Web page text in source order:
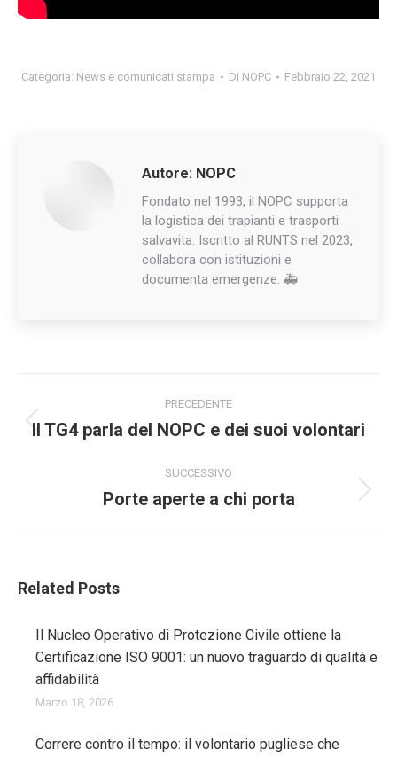
Categoria: News e comunicati stampa Di NOPC Febbraio 22, 2021
Autore: NOPC
Fondato nel 1993, il NOPC supporta
la logistica dei trapianti e trasporti
salvavita. Iscritto al RUNTS nel 2023,
collabora con istituzioni e
documenta emergenze. 🚑
tra
PRECEDENTE
Post
Il TG4 parla del NOPC e dei suoi volontari
SUCCESSIVO
Prossimo
Porte aperte a chi porta
Related Posts
Il Nucleo Operativo di Protezione Civile ottiene la
Certificazione ISO 9001: un nuovo traguardo di qualità e
affidabilità
Marzo 18, 2026
Correre contro il tempo: il volontario pugliese che